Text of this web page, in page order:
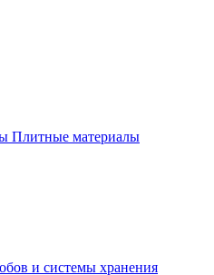
Плитные материалы